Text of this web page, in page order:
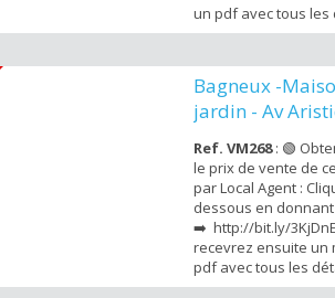
un pdf avec tous les
vendu . Local Agent
en 1971 par le
Julien & Meyer. Ce
su...
Bagneux -
jardin - Av
Ref. VM268: 🟢
le prix de vente de
par Local Agent :
dessous en donnant
➡️ http://bit.ly/
recevrez ensuite un
pdf avec tous les
vendu . Nous vous